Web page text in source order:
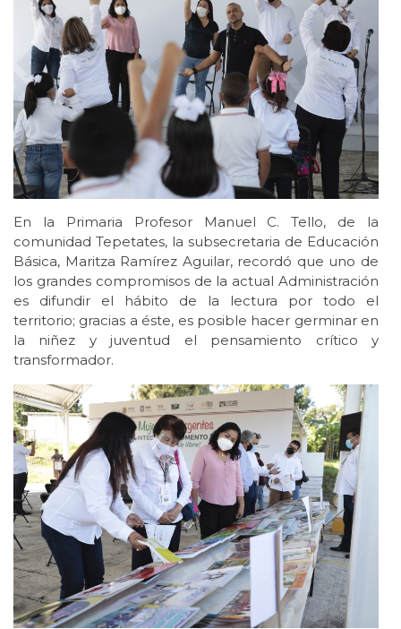
En la Primaria Profesor Manuel C. Tello, de la
comunidad Tepetates, la subsecretaria de Educación
Básica, Maritza Ramírez Aguilar, recordó que uno de
los grandes compromisos de la actual Administración
es difundir el hábito de la lectura por todo el
territorio; gracias a éste, es posible hacer germinar en
la niñez y juventud el pensamiento crítico y
transformador.